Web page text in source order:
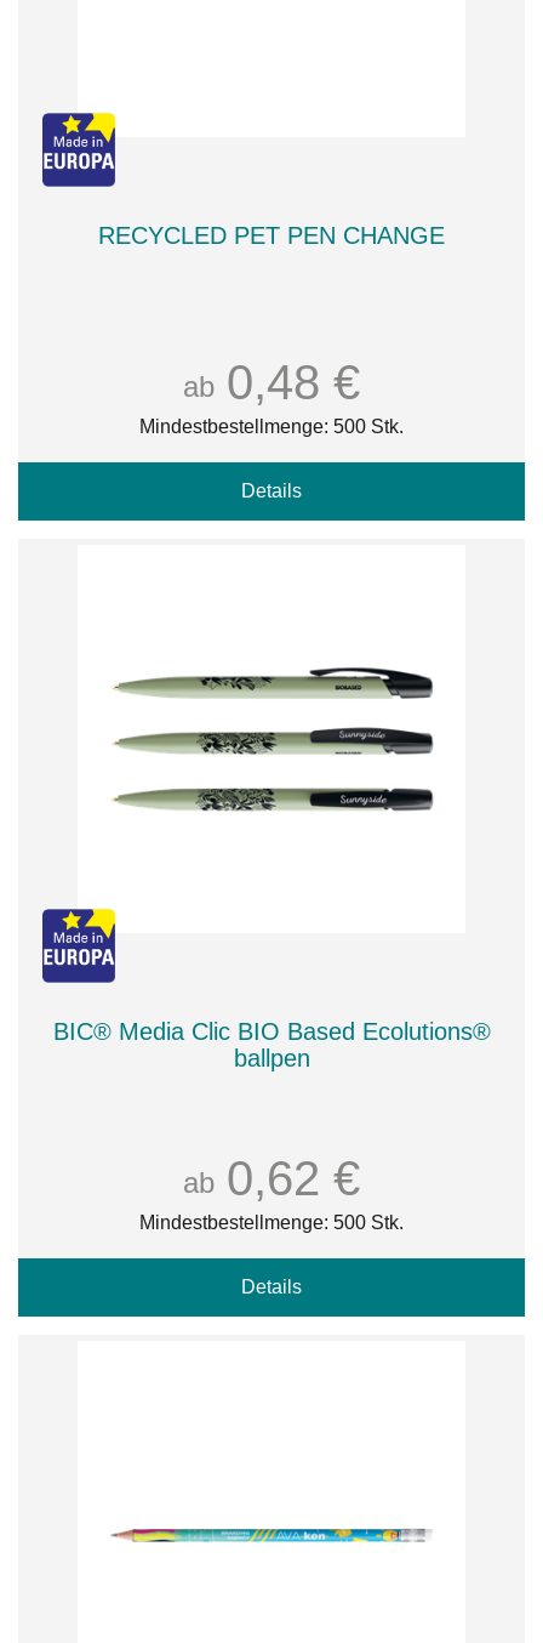
RECYCLED PET PEN CHANGE
ab 0,48 €
Mindestbestellmenge: 500 Stk.
Details
BIC® Media Clic BIO Based Ecolutions®
ballpen
ab 0,62 €
Mindestbestellmenge: 500 Stk.
Details